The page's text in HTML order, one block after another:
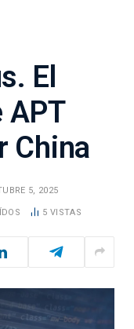
El
APT
China
5, 2025
5 VISTAS